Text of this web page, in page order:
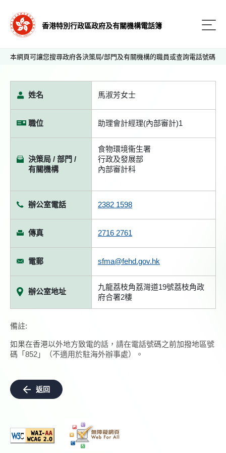
香港特別行政區政府及有關機構電話簿
本網頁可讓您搜尋政府各決策局/部門及有關機構的職員或查詢電話號碼
姓名 馬淑芳女士
職位 助理會計經理(內部審計)1
決策局 / 部門 /
有關機構
食物環境衞生署
行政及發展部
內部審計科
辦公室電話 2382 1598
傳真 2716 2761
電郵 sfma@fehd.gov.hk
辦公室地址
九龍荔枝角荔灣道19號荔枝角政
府合署2樓
備註:
如果在香港以外地方致電的話，請在電話號碼之前加撥地區號
碼「852」（不適用於駐海外辦事處）。
返回